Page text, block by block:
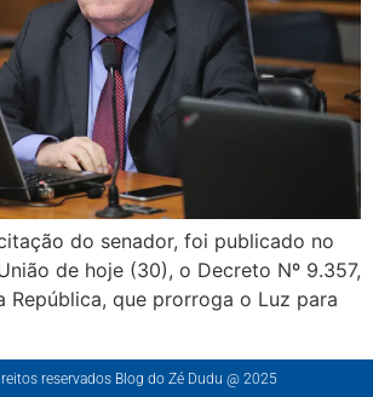
do senador, foi publicado no
de hoje (30), o Decreto Nº 9.357,
República, que prorroga o Luz para
reservados Blog do Zé Dudu @ 2025